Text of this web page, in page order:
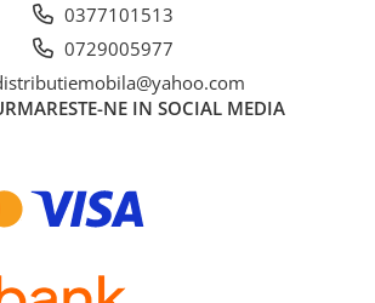
0377101513
0729005977
NE IN SOCIAL MEDIA